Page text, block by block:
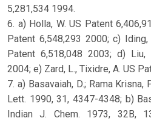
5,281,534 1994.
6. a) Holla, W. US Patent
Patent 6,548,293 2000; c) Iding,
Patent 6,518,048 2003; d) Liu,
2004; e) Zard, L., Tixidre, A. US
7. a) Basavaiah, D.; Rama Krisna,
Lett. 1990, 31, 4347-4348; b)
Indian J. Chem. 1973, 32B,